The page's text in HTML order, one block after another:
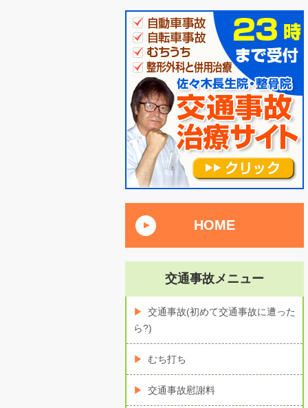
HOME
交通事故メニュー
交通事故(初めて交通事故に遭った
ら?)
むち打ち
交通事故慰謝料